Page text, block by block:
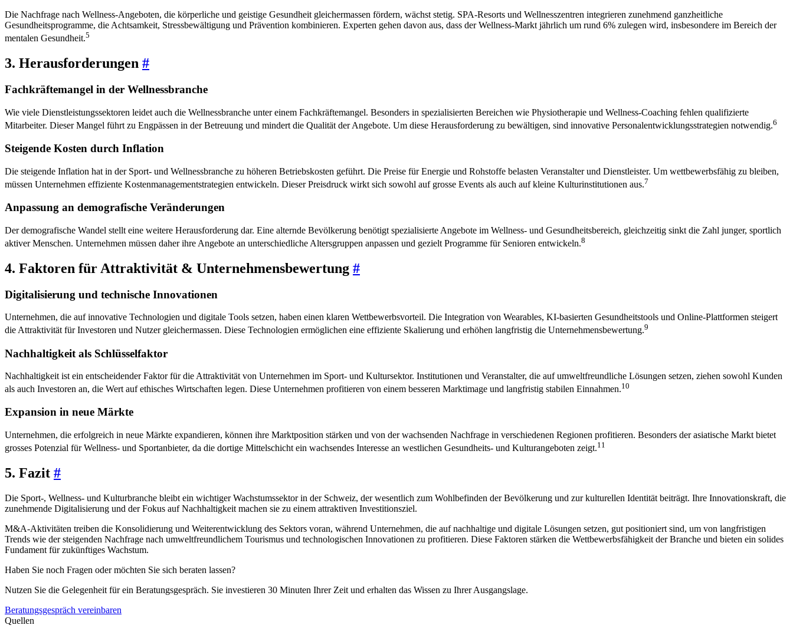
Die Nachfrage nach Wellness-Angeboten, die körperliche und geistige Gesundheit gleichermassen fördern, wächst stetig. SPA-Resorts und Wellnesszentren integrieren zunehmend ganzheitliche
Gesundheitsprogramme, die Achtsamkeit, Stressbewältigung und Prävention kombinieren. Experten gehen davon aus, dass der Wellness-Markt jährlich um rund 6% zulegen wird, insbesondere im Bereich der
mentalen Gesundheit.5
3. Herausforderungen #
Fachkräftemangel in der Wellnessbranche
Wie viele Dienstleistungssektoren leidet auch die Wellnessbranche unter einem Fachkräftemangel. Besonders in spezialisierten Bereichen wie Physiotherapie und Wellness-Coaching fehlen qualifizierte
Mitarbeiter. Dieser Mangel führt zu Engpässen in der Betreuung und mindert die Qualität der Angebote. Um diese Herausforderung zu bewältigen, sind innovative Personalentwicklungsstrategien notwendig.6
Steigende Kosten durch Inflation
Die steigende Inflation hat in der Sport- und Wellnessbranche zu höheren Betriebskosten geführt. Die Preise für Energie und Rohstoffe belasten Veranstalter und Dienstleister. Um wettbewerbsfähig zu bleiben,
müssen Unternehmen effiziente Kostenmanagementstrategien entwickeln. Dieser Preisdruck wirkt sich sowohl auf grosse Events als auch auf kleine Kulturinstitutionen aus.7
Anpassung an demografische Veränderungen
Der demografische Wandel stellt eine weitere Herausforderung dar. Eine alternde Bevölkerung benötigt spezialisierte Angebote im Wellness- und Gesundheitsbereich, gleichzeitig sinkt die Zahl junger, sportlich
aktiver Menschen. Unternehmen müssen daher ihre Angebote an unterschiedliche Altersgruppen anpassen und gezielt Programme für Senioren entwickeln.8
4. Faktoren für Attraktivität & Unternehmensbewertung #
Digitalisierung und technische Innovationen
Unternehmen, die auf innovative Technologien und digitale Tools setzen, haben einen klaren Wettbewerbsvorteil. Die Integration von Wearables, KI-basierten Gesundheitstools und Online-Plattformen steigert
die Attraktivität für Investoren und Nutzer gleichermassen. Diese Technologien ermöglichen eine effiziente Skalierung und erhöhen langfristig die Unternehmensbewertung.9
Nachhaltigkeit als Schlüsselfaktor
Nachhaltigkeit ist ein entscheidender Faktor für die Attraktivität von Unternehmen im Sport- und Kultursektor. Institutionen und Veranstalter, die auf umweltfreundliche Lösungen setzen, ziehen sowohl Kunden
als auch Investoren an, die Wert auf ethisches Wirtschaften legen. Diese Unternehmen profitieren von einem besseren Marktimage und langfristig stabilen Einnahmen.10
Expansion in neue Märkte
Unternehmen, die erfolgreich in neue Märkte expandieren, können ihre Marktposition stärken und von der wachsenden Nachfrage in verschiedenen Regionen profitieren. Besonders der asiatische Markt bietet
grosses Potenzial für Wellness- und Sportanbieter, da die dortige Mittelschicht ein wachsendes Interesse an westlichen Gesundheits- und Kulturangeboten zeigt.11
5. Fazit #
Die Sport-, Wellness- und Kulturbranche bleibt ein wichtiger Wachstumssektor in der Schweiz, der wesentlich zum Wohlbefinden der Bevölkerung und zur kulturellen Identität beiträgt. Ihre Innovationskraft, die
zunehmende Digitalisierung und der Fokus auf Nachhaltigkeit machen sie zu einem attraktiven Investitionsziel.
M&A-Aktivitäten treiben die Konsolidierung und Weiterentwicklung des Sektors voran, während Unternehmen, die auf nachhaltige und digitale Lösungen setzen, gut positioniert sind, um von langfristigen
Trends wie der steigenden Nachfrage nach umweltfreundlichem Tourismus und technologischen Innovationen zu profitieren. Diese Faktoren stärken die Wettbewerbsfähigkeit der Branche und bieten ein solides
Fundament für zukünftiges Wachstum.
Haben Sie noch Fragen oder möchten Sie sich beraten lassen?
Nutzen Sie die Gelegenheit für ein Beratungsgespräch. Sie investieren 30 Minuten Ihrer Zeit und erhalten das Wissen zu Ihrer Ausgangslage.
Beratungsgespräch vereinbaren
Quellen